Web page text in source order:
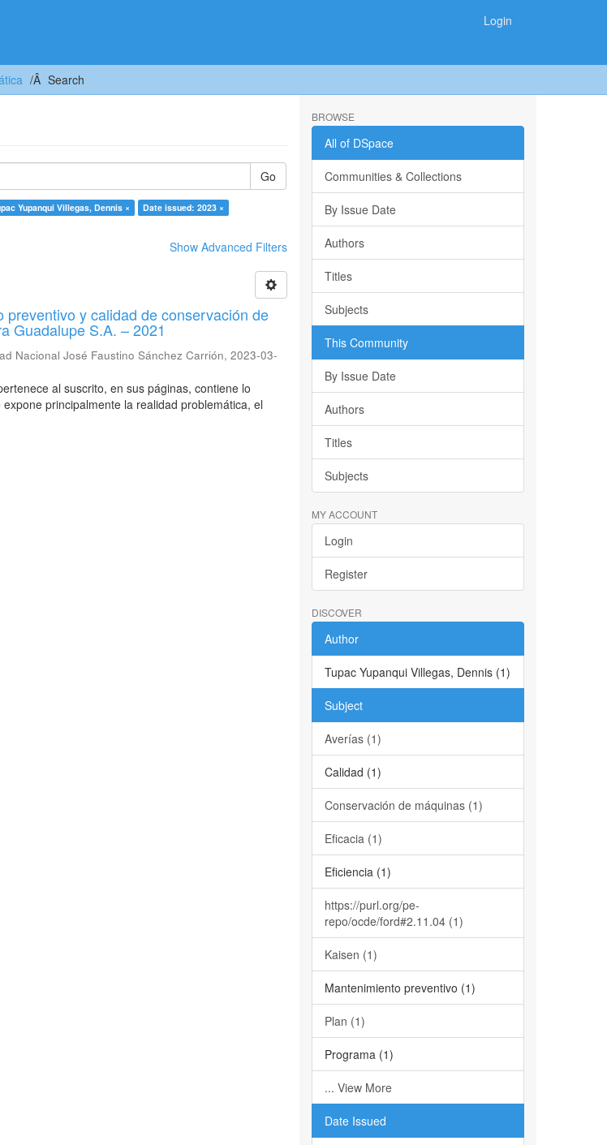
Login
Search
Go
Yupanqui Villegas, Dennis ×
Date issued: 2023 ×
Show Advanced Filters
y calidad de conservación de
Guadalupe S.A. – 2021
Nacional José Faustino Sánchez Carrión,2023-03-
al suscrito, en sus páginas, contiene lo
principalmente la realidad problemática, el
BROWSE
All of DSpace
Communities & Collections
By Issue Date
Authors
Titles
Subjects
This Community
By Issue Date
Authors
Titles
Subjects
MY ACCOUNT
Login
Register
DISCOVER
Author
Tupac Yupanqui Villegas, Dennis (1)
Subject
Averías (1)
Calidad (1)
Conservación de máquinas (1)
Eficacia (1)
Eficiencia (1)
https://purl.org/pe-
repo/ocde/ford#2.11.04 (1)
Kaisen (1)
Mantenimiento preventivo (1)
Plan (1)
Programa (1)
... View More
Date Issued